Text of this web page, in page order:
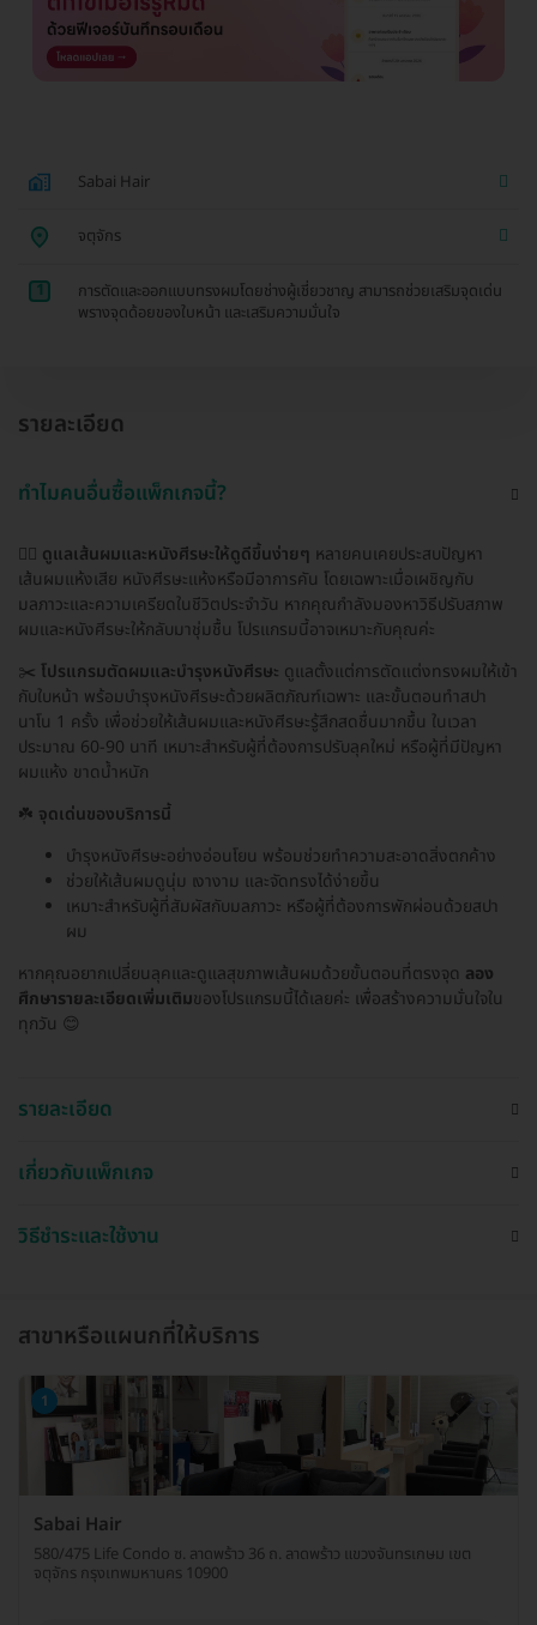
Sabai Hair
จตุจักร
1
การตัดและออกแบบทรงผมโดยช่างผู้เชี่ยวชาญ สามารถช่วยเสริมจุดเด่น
พรางจุดด้อยของใบหน้า และเสริมความมั่นใจ
รายละเอียด
ทำไมคนอื่นซื้อแพ็กเกจนี้?
💇‍♀️ ดูแลเส้นผมและหนังศีรษะให้ดูดีขึ้นง่ายๆ หลายคนเคยประสบปัญหา
เส้นผมแห้งเสีย หนังศีรษะแห้งหรือมีอาการคัน โดยเฉพาะเมื่อเผชิญกับ
มลภาวะและความเครียดในชีวิตประจำวัน หากคุณกำลังมองหาวิธีปรับสภาพ
ผมและหนังศีรษะให้กลับมาชุ่มชื้น โปรแกรมนี้อาจเหมาะกับคุณค่ะ
✂️ โปรแกรมตัดผมและบำรุงหนังศีรษะ ดูแลตั้งแต่การตัดแต่งทรงผมให้เข้า
กับใบหน้า พร้อมบำรุงหนังศีรษะด้วยผลิตภัณฑ์เฉพาะ และขั้นตอนทำสปา
นาโน 1 ครั้ง เพื่อช่วยให้เส้นผมและหนังศีรษะรู้สึกสดชื่นมากขึ้น ในเวลา
ประมาณ 60-90 นาที เหมาะสำหรับผู้ที่ต้องการปรับลุคใหม่ หรือผู้ที่มีปัญหา
ผมแห้ง ขาดน้ำหนัก
☘️ จุดเด่นของบริการนี้
บำรุงหนังศีรษะอย่างอ่อนโยน พร้อมช่วยทำความสะอาดสิ่งตกค้าง
ช่วยให้เส้นผมดูนุ่ม เงางาม และจัดทรงได้ง่ายขึ้น
เหมาะสำหรับผู้ที่สัมผัสกับมลภาวะ หรือผู้ที่ต้องการพักผ่อนด้วยสปา
ผม
หากคุณอยากเปลี่ยนลุคและดูแลสุขภาพเส้นผมด้วยขั้นตอนที่ตรงจุด ลอง
ศึกษารายละเอียดเพิ่มเติมของโปรแกรมนี้ได้เลยค่ะ เพื่อสร้างความมั่นใจใน
ทุกวัน 😊
รายละเอียด
เกี่ยวกับแพ็กเกจ
วิธีชำระและใช้งาน
สาขาหรือแผนกที่ให้บริการ
1
Sabai Hair
580/475 Life Condo ซ. ลาดพร้าว 36 ถ. ลาดพร้าว แขวงจันทรเกษม เขต
จตุจักร กรุงเทพมหานคร 10900